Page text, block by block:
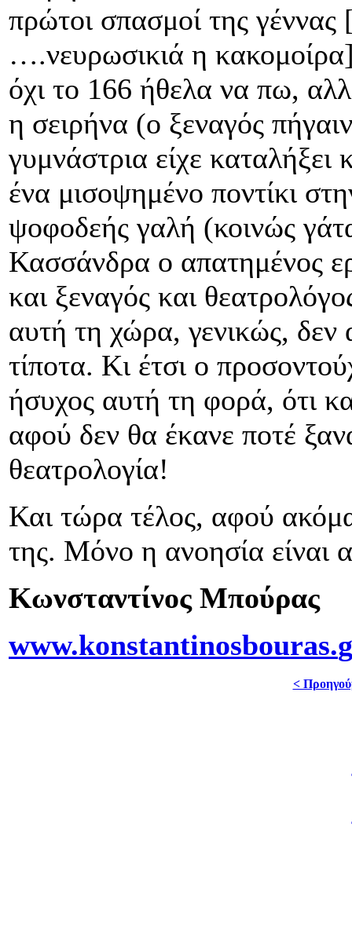
πρώτοι σπασμοί της γέννας
….νευρωσικιά η
όχι το 166 ήθελα να πω,
η σειρήνα (ο ξεναγός
γυμνάστρια είχε καταλήξει
ένα μισοψημένο ποντίκι
ψοφοδεής γαλή (κοινώς
Κασσάνδρα ο απατημένος
και ξεναγός και
αυτή τη χώρα, γενικώς, δεν
τίποτα. Κι έτσι ο
ήσυχος αυτή τη φορά, ότι
αφού δεν θα έκανε ποτέ
θεατρολογία!
Και τώρα τέλος, αφού
της. Μόνο η ανοησία είναι
Κωνσταντίνος Μπούρας
www.konstantinosbouras.
<